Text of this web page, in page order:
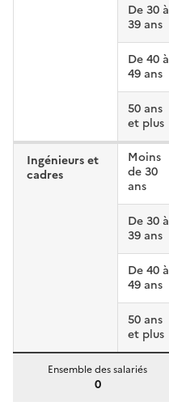
De 30 à
39 ans
De 40 à
49 ans
50 ans
et plus
Ingénieurs et
cadres
Moins
de 30
ans
De 30 à
39 ans
De 40 à
49 ans
50 ans
et plus
Ensemble des salariés
0